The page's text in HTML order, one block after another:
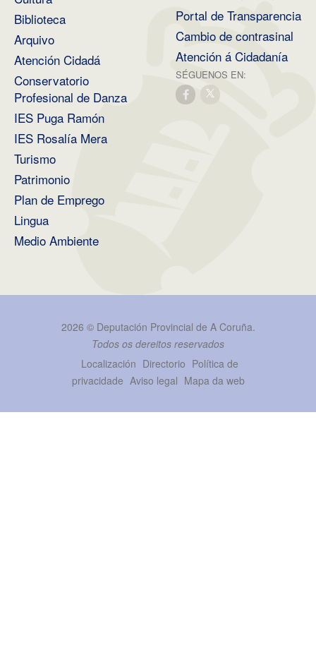
Biblioteca
Arquivo
Atención Cidadá
Conservatorio
Profesional de Danza
IES Puga Ramón
IES Rosalía Mera
Turismo
Patrimonio
Plan de Emprego
Lingua
Medio Ambiente
Portal de Transparencia
Cambio de contrasinal
Atención á Cidadanía
SÉGUENOS EN:
2026 © Deputación Provincial de A Coruña.
Todos os dereitos reservados
Localización Directorio Política de
privacidade Aviso legal Mapa da web